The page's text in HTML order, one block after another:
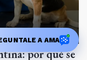
por qué se
A AMA